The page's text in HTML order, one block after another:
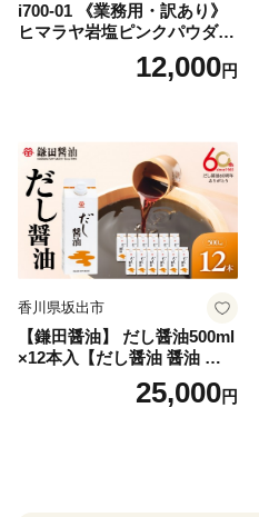
i700-01 《業務用・訳あり》
ヒマラヤ岩塩ピンクパウダー
タイプ(5kg) 岩塩 塩 調味料
しお 保存料不使用 天然 パウ
ティースマイル】
12,000円
香川県坂出市
【鎌田醤油】 だし醤油500ml
×12本入【だし醤油 醤油 人気
おすすめ 人気だし醤油 出汁
25,000円